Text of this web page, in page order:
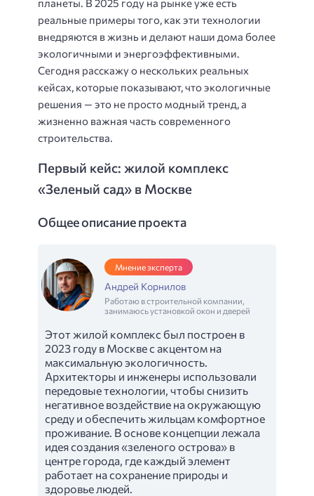
реальные примеры того, как эти технологии
внедряются в жизнь и делают наши дома более
экологичными и энергоэффективными.
Сегодня расскажу о нескольких реальных
кейсах, которые показывают, что экологичные
решения — это не просто модный тренд, а
жизненно важная часть современного
строительства.
Первый кейс: жилой комплекс
«Зеленый сад» в Москве
Общее описание проекта
Мнение эксперта
Андрей Корнилов
Работаю в строительной компании,
занимаюсь установкой окон и дверей
Этот жилой комплекс был построен в
2023 году в Москве с акцентом на
максимальную экологичность.
Архитекторы и инженеры использовали
передовые технологии, чтобы снизить
негативное воздействие на окружающую
среду и обеспечить жильцам комфортное
проживание. В основе концепции лежала
идея создания «зеленого острова» в
центре города, где каждый элемент
работает на сохранение природы и
здоровье людей.